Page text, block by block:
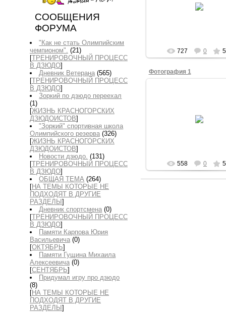
СООБЩЕНИЯ
ФОРУМА
"Как не стать Олимпийским
чемпионом". (21)
[ТРЕНИРОВОЧНЫЙ ПРОЦЕСС
В ДЗЮДО]
Дневник Ветерана (565)
[ТРЕНИРОВОЧНЫЙ ПРОЦЕСС
В ДЗЮДО]
Зоркий по дзюдо переехал
(1)
[ЖИЗНЬ КРАСНОГОРСКИХ
ДЗЮДОИСТОВ]
"Зоркий" спортивная школа
Олимпийского резерва (326)
[ЖИЗНЬ КРАСНОГОРСКИХ
ДЗЮДОИСТОВ]
Новости дзюдо. (131)
[ТРЕНИРОВОЧНЫЙ ПРОЦЕСС
В ДЗЮДО]
ОБЩАЯ ТЕМА (264)
[НА ТЕМЫ КОТОРЫЕ НЕ
ПОДХОДЯТ В ДРУГИЕ
РАЗДЕЛЫ ]
Дневник спортсмена (0)
[ТРЕНИРОВОЧНЫЙ ПРОЦЕСС
В ДЗЮДО]
Памяти Карпова Юрия
Васильевича (0)
[ОКТЯБРЬ]
Памяти Гущина Михаила
Алексеевича (0)
[СЕНТЯБРЬ]
Придумал игру про дзюдо
(8)
[НА ТЕМЫ КОТОРЫЕ НЕ
ПОДХОДЯТ В ДРУГИЕ
РАЗДЕЛЫ ]
727 0
Фотография 1
558 0